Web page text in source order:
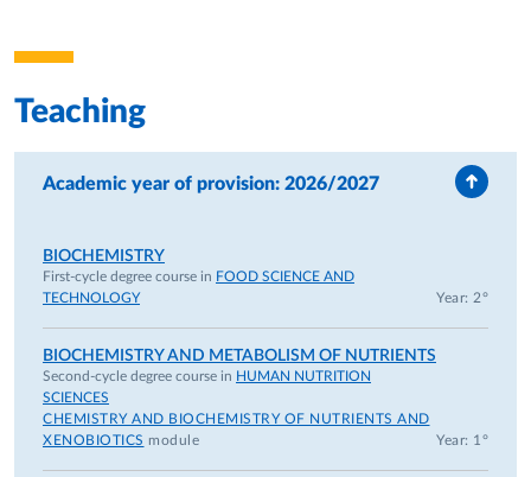
Teaching
Academic year of provision: 2026/2027
BIOCHEMISTRY
First-cycle degree course in FOOD SCIENCE AND
TECHNOLOGY
Year: 2°
BIOCHEMISTRY AND METABOLISM OF NUTRIENTS
Second-cycle degree course in HUMAN NUTRITION
SCIENCES
CHEMISTRY AND BIOCHEMISTRY OF NUTRIENTS AND
XENOBIOTICS module Year: 1°